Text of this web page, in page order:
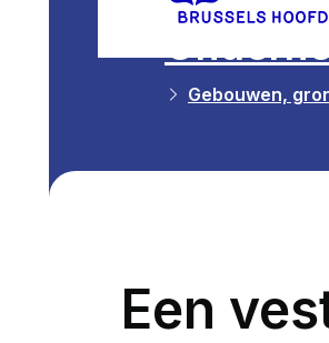
Gebouwen,
Een